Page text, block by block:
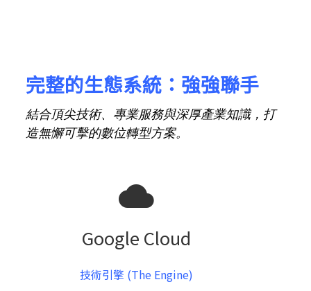
​​​​完整的生態系統：強強聯手​
結合頂尖技術、專業服務與深厚產業知識，打
造無懈可擊的數位轉型方案。​
Google Cloud​​​
技術引擎 (The Engine)​